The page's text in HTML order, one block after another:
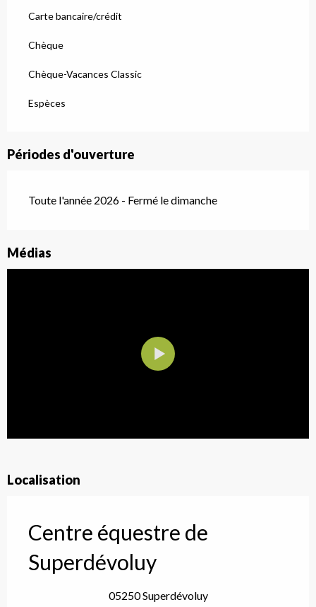
Carte bancaire/crédit
Chèque
Chèque-Vacances Classic
Espèces
Périodes d'ouverture
Toute l'année 2026 - Fermé le dimanche
Médias
Localisation
Centre équestre de
Superdévoluy
05250 Superdévoluy